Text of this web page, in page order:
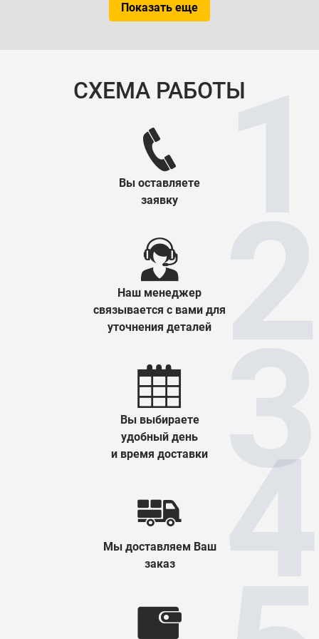
Показать еще
СХЕМА РАБОТЫ
Вы оставляете
заявку
Наш менеджер
связывается с вами для
уточнения деталей
Вы выбираете
удобный день
и время доставки
Мы доставляем Ваш
заказ